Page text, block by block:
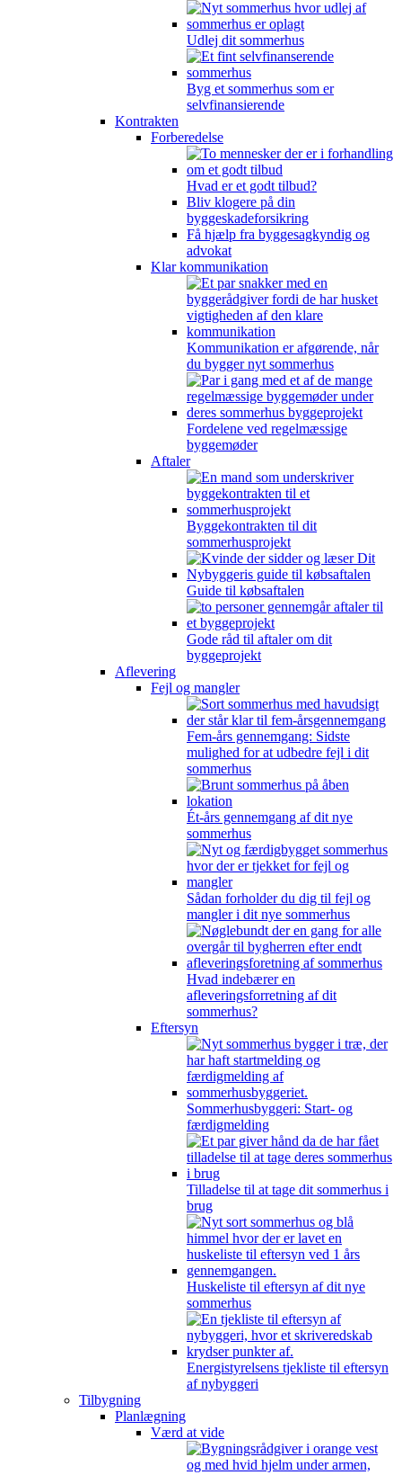
Udlej dit sommerhus
Byg et sommerhus som er
selvfinansierende
Kontrakten
Forberedelse
Hvad er et godt tilbud?
Bliv klogere på din
byggeskadeforsikring
Få hjælp fra byggesagkyndig og
advokat
Klar kommunikation
Kommunikation er afgørende, når
du bygger nyt sommerhus
Fordelene ved regelmæssige
byggemøder
Aftaler
Byggekontrakten til dit
sommerhusprojekt
Guide til købsaftalen
Gode råd til aftaler om dit
byggeprojekt
Aflevering
Fejl og mangler
Fem-års gennemgang: Sidste
mulighed for at udbedre fejl i dit
sommerhus
Ét-års gennemgang af dit nye
sommerhus
Sådan forholder du dig til fejl og
mangler i dit nye sommerhus
Hvad indebærer en
afleveringsforretning af dit
sommerhus?
Eftersyn
Sommerhusbyggeri: Start- og
færdigmelding
Tilladelse til at tage dit sommerhus i
brug
Huskeliste til eftersyn af dit nye
sommerhus
Energistyrelsens tjekliste til eftersyn
af nybyggeri
Tilbygning
Planlægning
Værd at vide